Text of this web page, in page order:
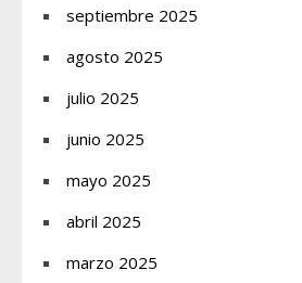
septiembre 2025
agosto 2025
julio 2025
junio 2025
mayo 2025
abril 2025
marzo 2025